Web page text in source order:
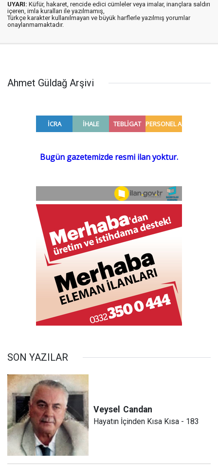
UYARI: Küfür, hakaret, rencide edici cümleler veya imalar, inançlara saldırı
içeren, imla kuralları ile yazılmamış,
Türkçe karakter kullanılmayan ve büyük harflerle yazılmış yorumlar
onaylanmamaktadır.
Ahmet Güldağ Arşivi
SON YAZILAR
Veysel Candan
Hayatın İçinden Kısa Kısa - 183